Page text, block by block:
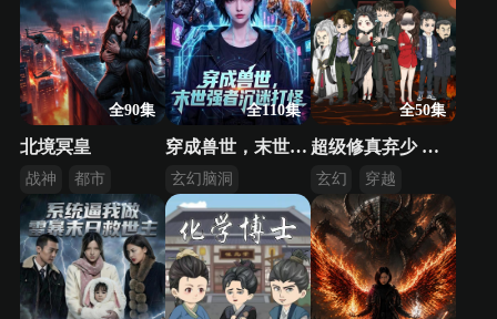
全90集
北境冥皇
战神
都市
豪门
全110集
穿成兽世，末世强者沉迷打怪
玄幻脑洞
都市高武
逆袭
全50集
超级修真弃少 第2季
玄幻
穿越
都市